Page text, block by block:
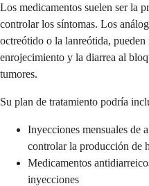
Los medicamentos suelen ser la
controlar los síntomas. Los
octreótido o la lanreótida,
enrojecimiento y la diarrea al
tumores.
Su plan de tratamiento podría
Inyecciones mensuales de
controlar la producción de
Medicamentos
inyecciones